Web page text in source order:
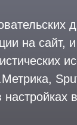
на сайт,